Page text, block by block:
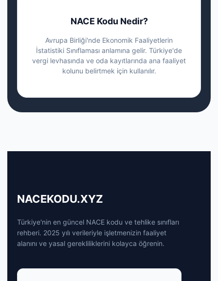
NACE Kodu Nedir?
Avrupa Birliği'nde Ekonomik Faaliyetlerin
İstatistiki Sınıflaması anlamına gelir. Türkiye'de
vergi levhasında ve oda kayıtlarında ana faaliyet
kolunu belirtmek için kullanılır.
NACEKODU.XYZ
Türkiye'nin en güncel NACE kodu ve tehlike sınıfları
rehberi. 2025 yılı verileriyle işletmenizin faaliyet
alanını ve yasal gerekliliklerini kolayca öğrenin.